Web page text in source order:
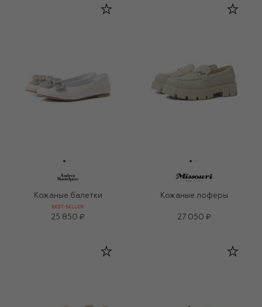
Кожаные балетки
BEST-SELLER
25 850 ₽
Кожаные лоферы
27 050 ₽